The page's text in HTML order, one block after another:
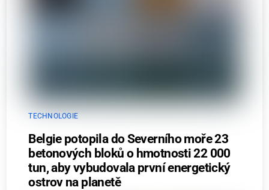
TECHNOLOGIE
Belgie potopila do Severního moře 23
betonových bloků o hmotnosti 22 000
tun, aby vybudovala první energetický
ostrov na planetě